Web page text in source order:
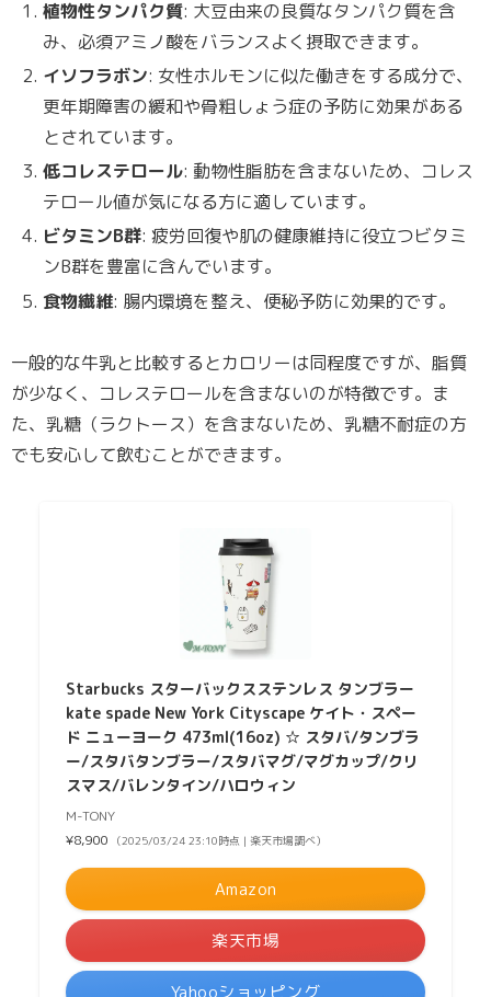
植物性タンパク質: 大豆由来の良質なタンパク質を含
み、必須アミノ酸をバランスよく摂取できます。
イソフラボン: 女性ホルモンに似た働きをする成分で、
更年期障害の緩和や骨粗しょう症の予防に効果がある
とされています。
低コレステロール: 動物性脂肪を含まないため、コレス
テロール値が気になる方に適しています。
ビタミンB群: 疲労回復や肌の健康維持に役立つビタミ
ンB群を豊富に含んでいます。
食物繊維: 腸内環境を整え、便秘予防に効果的です。
一般的な牛乳と比較するとカロリーは同程度ですが、脂質
が少なく、コレステロールを含まないのが特徴です。ま
た、乳糖（ラクトース）を含まないため、乳糖不耐症の方
でも安心して飲むことができます。
Starbucks スターバックスステンレス タンブラー
kate spade New York Cityscape ケイト・スペー
ド ニューヨーク 473ml(16oz) ☆ スタバ/タンブラ
ー/スタバタンブラー/スタバマグ/マグカップ/クリ
スマス/バレンタイン/ハロウィン
M-TONY
¥8,900
（2025/03/24 23:10時点 | 楽天市場調べ）
Amazon
楽天市場
Yahooショッピング